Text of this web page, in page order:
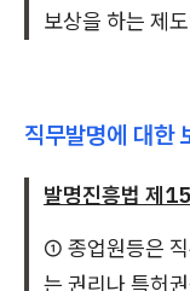
보상을 하는 제
직무발명에 대한
발명진흥법 제
① 종업원등은
는 권리나 특허